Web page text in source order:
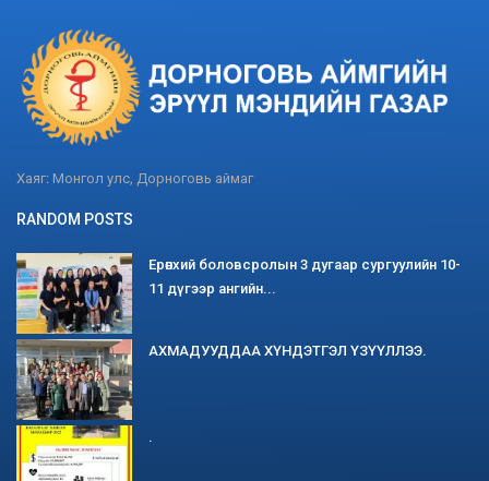
Хаяг: Монгол улс, Дорноговь аймаг
RANDOM POSTS
Ерөнхий боловсролын 3 дугаар сургуулийн 10-
11 дүгээр ангийн...
АХМАДУУДДАА ХҮНДЭТГЭЛ ҮЗҮҮЛЛЭЭ.
.